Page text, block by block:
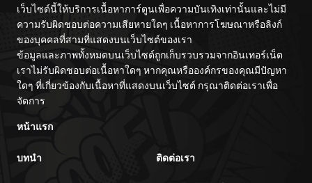
เว็บไซต์นี้ให้บริการเนื้อหาการ์ตูนเพื่อความบันเทิงเท่านั้นและไม่มี
ความรับผิดชอบต่อความเสียหายใดๆ เนื้อหาการโฆษณาหรือลิงก์
ของบุคคลที่สามที่แสดงบนเว็บไซต์ของเรา
ข้อมูลและภาพทั้งหมดบนเว็บไซต์ถูกเก็บรวบรวมจากอินเทอร์เน็ต
เราไม่รับผิดชอบต่อเนื้อหาใดๆ หากคุณหรือองค์กรของคุณมีปัญหา
ใดๆ ที่เกี่ยวข้องกับเนื้อหาที่แสดงบนเว็บไซต์ กรุณาติดต่อเราเพื่อ
จัดการ
หน้าแรก
บทนำ ติดต่อเรา